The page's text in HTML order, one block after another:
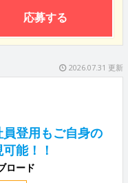
応募する
2026.07.31 更新
員登用もご自身の
能！！
ロード